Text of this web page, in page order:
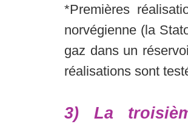
*Premières
norvégienne (la
gaz dans un
réalisations sont
3) La